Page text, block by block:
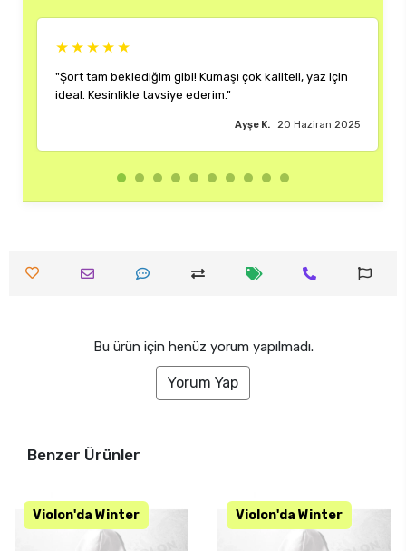
gibi! Kumaşı çok kaliteli, yaz için
ederim."
"Rengi ve kalıbı harika.
Bu ürün için henüz yorum yapılmadı.
Yorum Yap
Benzer Ürünler